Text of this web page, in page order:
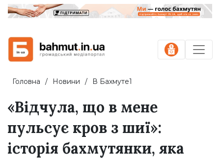
Головна Новини В Бахмуте1
«Відчула, що в мене
пульсує кров з шиї»:
історія бахмутянки, яка